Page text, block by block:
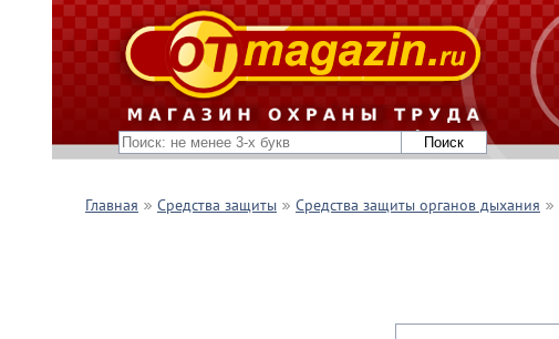
Главная Средства защиты Средства защиты органов дыхания